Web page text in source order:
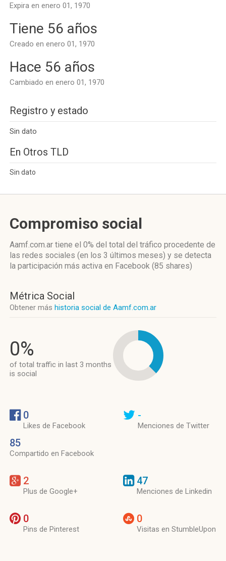
Expira en enero 01, 1970
Tiene 56 años
Creado en enero 01, 1970
Hace 56 años
Cambiado en enero 01, 1970
Registro y estado
Sin dato
En Otros TLD
Sin dato
Compromiso social
Aamf.com.ar tiene el 0% del total del tráfico procedente de
las redes sociales (en los 3 últimos meses) y se detecta
la participación más activa en Facebook (85 shares)
Métrica Social
Obtener más historia social de Aamf.com.ar
0%
of total traffic in last 3 months
is social
0
Likes de Facebook
85
Compartido en Facebook
-
Menciones de Twitter
2
Plus de Google+
47
Menciones de Linkedin
0
Pins de Pinterest
0
Visitas en StumbleUpon